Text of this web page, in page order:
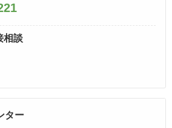
相談
ター